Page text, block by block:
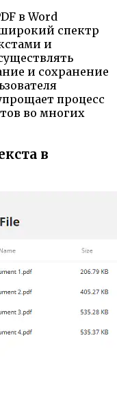
в Word
спектр
и
и сохранение
процесс
во многих
в